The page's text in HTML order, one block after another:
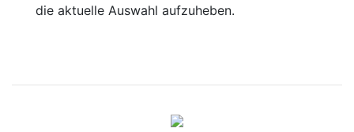
die aktuelle Auswahl aufzuheben.